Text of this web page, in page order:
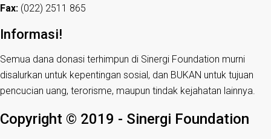
Fax: (022) 2511 865
Informasi!
Semua dana donasi terhimpun di Sinergi Foundation murni
disalurkan untuk kepentingan sosial, dan BUKAN untuk tujuan
pencucian uang, terorisme, maupun tindak kejahatan lainnya.
Copyright © 2019 - Sinergi Foundation